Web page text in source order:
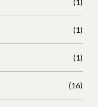
(1)
(1)
(16)